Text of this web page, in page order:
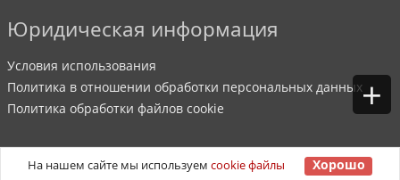
+
Юридическая информация
Условия использования
Политика в отношении обработки персональных данных
Политика обработки файлов cookie
©2007-2026 SpravPortal. Все права защищены.
На нашем сайте мы используемcookie файлы Хорошо